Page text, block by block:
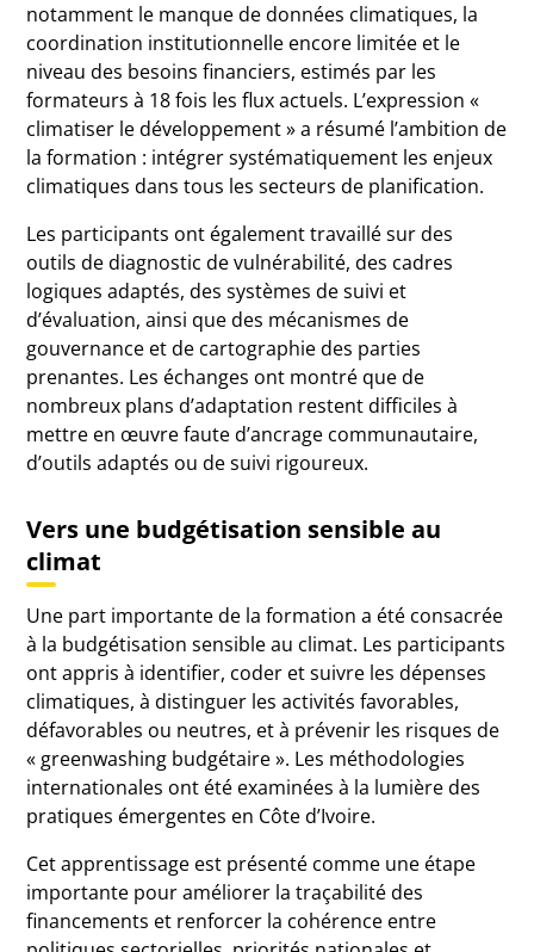
notamment le manque de données climatiques, la
coordination institutionnelle encore limitée et le
niveau des besoins financiers, estimés par les
formateurs à 18 fois les flux actuels. L’expression «
climatiser le développement » a résumé l’ambition de
la formation : intégrer systématiquement les enjeux
climatiques dans tous les secteurs de planification.
Les participants ont également travaillé sur des
outils de diagnostic de vulnérabilité, des cadres
logiques adaptés, des systèmes de suivi et
d’évaluation, ainsi que des mécanismes de
gouvernance et de cartographie des parties
prenantes. Les échanges ont montré que de
nombreux plans d’adaptation restent difficiles à
mettre en œuvre faute d’ancrage communautaire,
d’outils adaptés ou de suivi rigoureux.
Vers une budgétisation sensible au
climat
Une part importante de la formation a été consacrée
à la budgétisation sensible au climat. Les participants
ont appris à identifier, coder et suivre les dépenses
climatiques, à distinguer les activités favorables,
défavorables ou neutres, et à prévenir les risques de
« greenwashing budgétaire ». Les méthodologies
internationales ont été examinées à la lumière des
pratiques émergentes en Côte d’Ivoire.
Cet apprentissage est présenté comme une étape
importante pour améliorer la traçabilité des
financements et renforcer la cohérence entre